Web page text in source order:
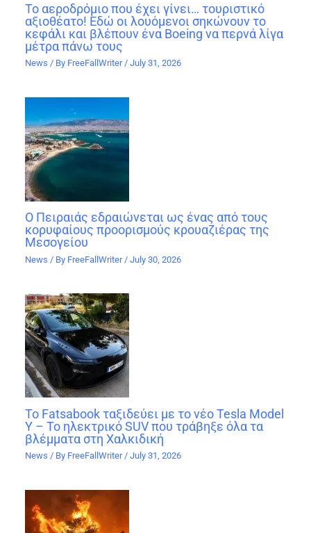
Το αεροδρόμιο που έχει γίνει… τουριστικό
αξιοθέατο! Εδώ οι λουόμενοι σηκώνουν το
κεφάλι και βλέπουν ένα Boeing να περνά λίγα
μέτρα πάνω τους
News / By FreeFallWriter/July 31, 2026
Ο Πειραιάς εδραιώνεται ως ένας από τους
κορυφαίους προορισμούς κρουαζιέρας της
Μεσογείου
News / By FreeFallWriter /July 30, 2026
Το Fatsabook ταξιδεύει με το νέο Tesla Model
Y – Το ηλεκτρικό SUV που τράβηξε όλα τα
βλέμματα στη Χαλκιδική
News / By FreeFallWriter/July 31, 2026